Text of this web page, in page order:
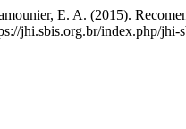
E. A. (2015).
jhi.sbis.org.br/index.php/jhi-